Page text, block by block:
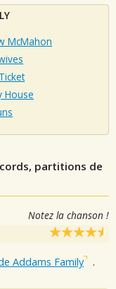
McMahon
House
partitions de
Notez la chanson !
Addams Family .